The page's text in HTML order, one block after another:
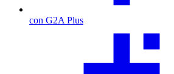
con G2A Plus